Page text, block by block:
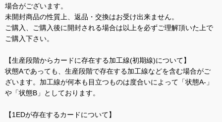
場合がございます。
未開封商品の性質上、返品・交換はお受け出来ません。
ご購入、ご購入後に開封される場合は以上を必ずご理解頂いた上で
ご購入下さい。
【生産段階からカードに存在する加工線(初期線)について】
状態Aであっても、生産段階で存在する加工線などを含む場合がご
ざいます。加工線が何本も目立つものは度合いによって「状態A-」
や「状態B」としております。
【1EDが存在するカードについて】